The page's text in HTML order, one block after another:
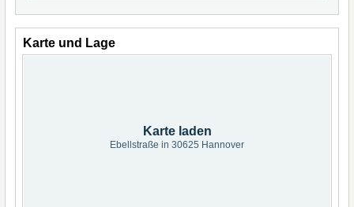
Karte und Lage
Karte laden
Ebellstraße in 30625 Hannover